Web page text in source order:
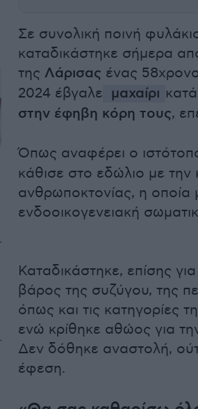
Σε συνολική ποινή
καταδικάστηκε σήμερα
της Λάρισας ένας
2024 έβγαλε μαχαίρι
στην έφηβη κόρη τους,
Όπως αναφέρει ο
κάθισε στο εδώλιο με την
ανθρωποκτονίας, η οποία
ενδοοικογενειακή
Καταδικάστηκε, επίσης
βάρος της συζύγου, της
όπως και τις κατηγορίες
ενώ κρίθηκε αθώος για
Δεν δόθηκε αναστολή,
έφεση.